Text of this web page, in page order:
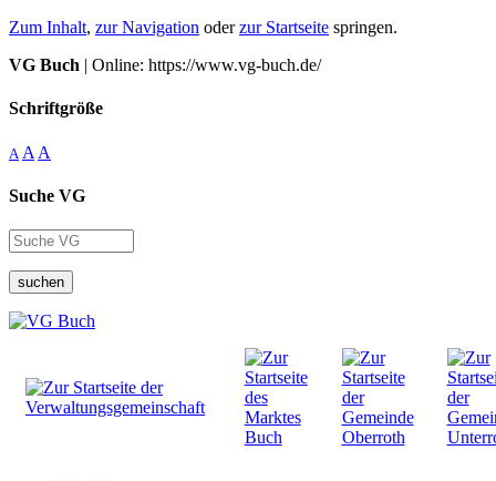
Zum Inhalt, zur Navigation oderzur Startseite springen.
VG Buch | Online: https://www.vg-buch.de/
Schriftgröße
A A A
Suche VG
suchen